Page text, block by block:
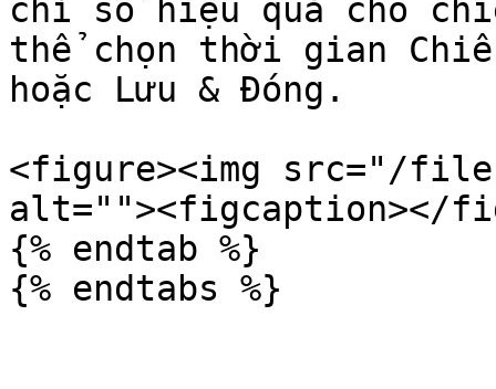
chỉ số hiệu quả cho
thể chọn thời gian
hoặc Lưu & Đóng.
<figure><img src="/
alt=""><figcaption></
{% endtab %}